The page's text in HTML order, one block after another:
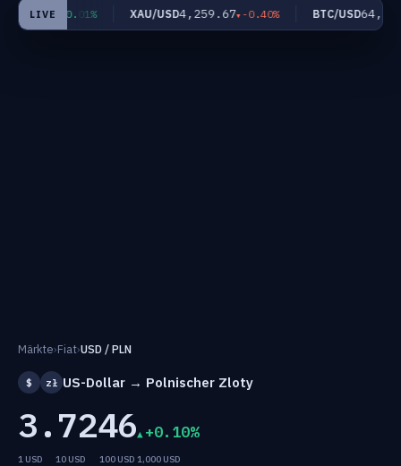
LIVE
182.15 +0.01% XAU/USD4,259.67 -0.40% BTC/USD
Märkte›Fiat›USD / PLN
$ zł US-Dollar → Polnischer Zloty
3.7246 +0.10%
1 USD 10 USD 100 USD 1,000 USD